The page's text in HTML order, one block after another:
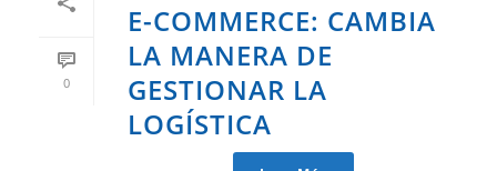
0
E-COMMERCE: CAMBIA
LA MANERA DE
GESTIONAR LA
LOGÍSTICA